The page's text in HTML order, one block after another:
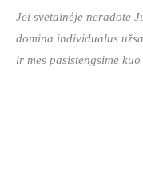
Jei svetainėje neradote
domina individualus
ir mes pasistengsime